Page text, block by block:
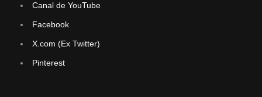
Canal de YouTube
Facebook
X.com (Ex Twitter)
Pinterest